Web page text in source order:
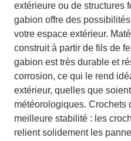
extérieure ou de structures
gabion offre des
votre espace extérieur.
construit à partir de fils de
gabion est très durable et
corrosion, ce qui le rend
extérieur, quelles que
météorologiques. Crochets
meilleure stabilité : les
relient solidement les